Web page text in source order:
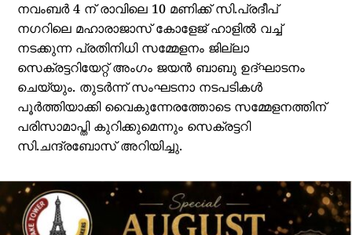
നവംബർ 4 ന് രാവിലെ 10 മണിക്ക് സി.പ്രദീപ്
നഗറിലെ മഹാരാജാസ് കോളേജ് ഹാളിൽ വച്ച്
നടക്കുന്ന പ്രതിനിധി സമ്മേളനം ജില്ലാ
സെക്രട്ടറിയേറ്റ് അംഗം ജയൻ ബാബു ഉദ്ഘാടനം
ചെയ്യും. തുടർന്ന് സംഘടനാ നടപടികൾ
പൂർത്തിയാക്കി വൈകുന്നേരത്തോടെ സമ്മേളനത്തിന്
പരിസാമാപ്തി കുറിക്കുമെന്നും സെക്രട്ടറി
സി.ചന്ദ്രബോസ് അറിയിച്ചു.